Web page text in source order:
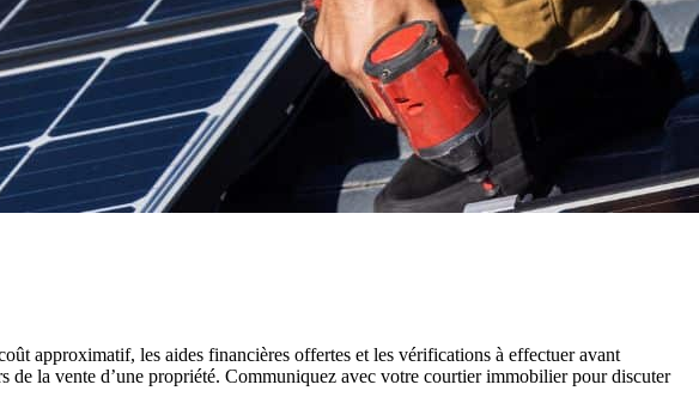
approximatif, les aides financières offertes et les vérifications à effectuer avant
la vente d’une propriété. Communiquez avec votre courtier immobilier pour discuter